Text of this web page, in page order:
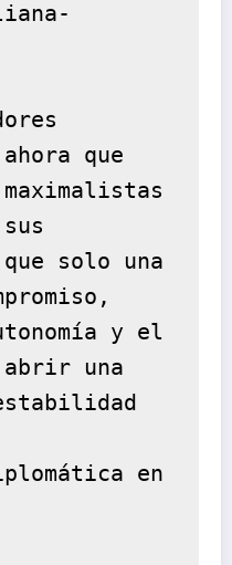
que
solo una
y el
una
en